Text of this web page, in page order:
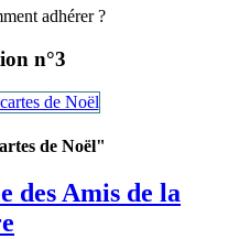
adhérer ?
n°3
de Noël"
des Amis de la